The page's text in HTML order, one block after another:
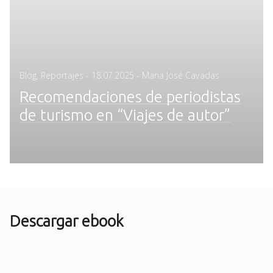
Blog Reportajes - Posted
18.07.2025 - Maria José Cavadas
Recomendaciones de periodistas
de turismo en “Viajes de autor”
Descargar ebook